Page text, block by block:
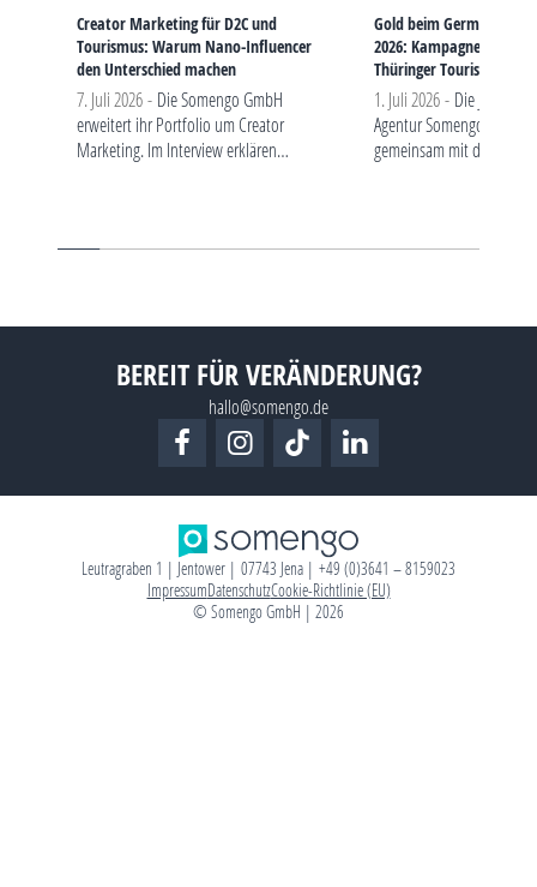
Creator Marketing für D2C und
Tourismus: Warum Nano-Influencer
den Unterschied machen
7. Juli 2026 - Die Somengo GmbH
erweitert ihr Portfolio um Creator
Marketing. Im Interview erklären
Tourismusunternehmen von…
Gold beim German
2026: Kampagne
Thüringer Tourismus
1. Juli 2026 - Die Jenaer
Agentur Somengo gewinnt
gemeinsam mit der
Brand Strategy…
BEREIT FÜR VERÄNDERUNG?
hallo@somengo.de
Leutragraben 1 | Jentower | 07743 Jena | +49 (0)3641 – 8159023
ImpressumDatenschutzCookie-Richtlinie (EU)
© Somengo GmbH | 2026